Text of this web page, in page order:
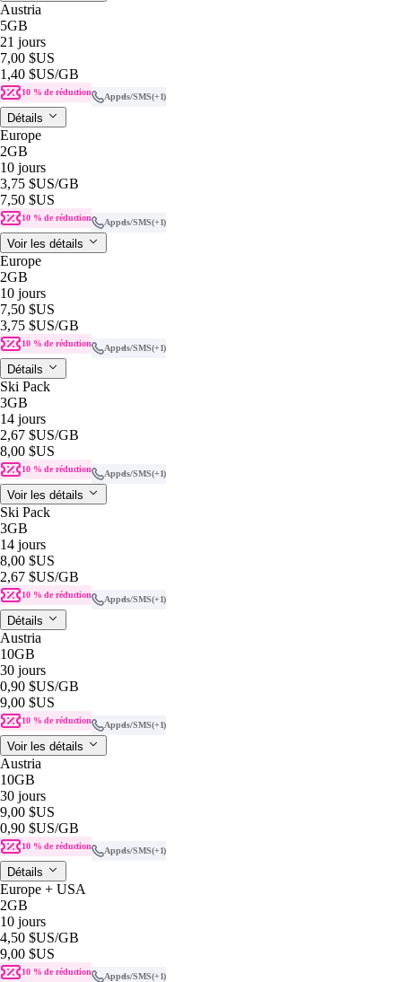
Austria
5GB
21 jours
7,00 $US
1,40 $US/GB
10 % de réduction Appels/SMS(+1)
Détails
Europe
2GB
10 jours
3,75 $US/GB
7,50 $US
10 % de réduction Appels/SMS(+1)
Voir les détails
Europe
2GB
10 jours
7,50 $US
3,75 $US/GB
10 % de réduction Appels/SMS(+1)
Détails
Ski Pack
3GB
14 jours
2,67 $US/GB
8,00 $US
10 % de réduction Appels/SMS(+1)
Voir les détails
Ski Pack
3GB
14 jours
8,00 $US
2,67 $US/GB
10 % de réduction Appels/SMS(+1)
Détails
Austria
10GB
30 jours
0,90 $US/GB
9,00 $US
10 % de réduction Appels/SMS(+1)
Voir les détails
Austria
10GB
30 jours
9,00 $US
0,90 $US/GB
10 % de réduction Appels/SMS(+1)
Détails
Europe + USA
2GB
10 jours
4,50 $US/GB
9,00 $US
10 % de réduction Appels/SMS(+1)